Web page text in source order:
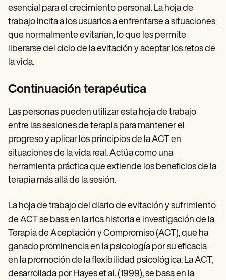
esencial para el crecimiento personal. La hoja de
trabajo incita a los usuarios a enfrentarse a situaciones
que normalmente evitarían, lo que les permite
liberarse del ciclo de la evitación y aceptar los retos de
la vida.
Continuación terapéutica
Las personas pueden utilizar esta hoja de trabajo
entre las sesiones de terapia para mantener el
progreso y aplicar los principios de la ACT en
situaciones de la vida real. Actúa como una
herramienta práctica que extiende los beneficios de la
terapia más allá de la sesión.
La hoja de trabajo del diario de evitación y sufrimiento
de ACT se basa en la rica historia e investigación de la
Terapia de Aceptación y Compromiso (ACT), que ha
ganado prominencia en la psicología por su eficacia
en la promoción de la flexibilidad psicológica. La ACT,
desarrollada por Hayes et al. (1999), se basa en la